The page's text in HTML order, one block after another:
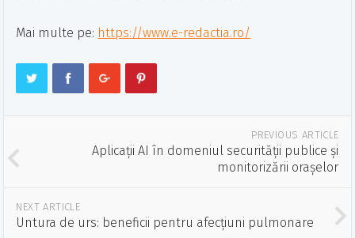
Mai multe pe: https://www.e-redactia.ro/
PREVIOUS ARTICLE
Aplicații AI în domeniul securității publice și
monitorizării orașelor
NEXT ARTICLE
Untura de urs: beneficii pentru afecțiuni pulmonare